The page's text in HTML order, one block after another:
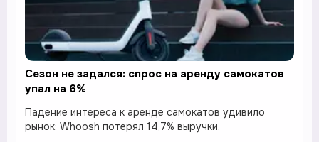
Сезон не задался: спрос на аренду самокатов
упал на 6%
Падение интереса к аренде самокатов удивило
рынок: Whoosh потерял 14,7% выручки.